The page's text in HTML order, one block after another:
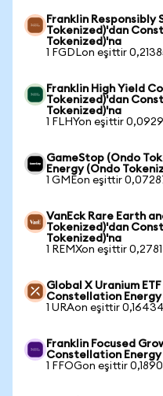
Franklin Responsibly
Tokenized)'dan
Tokenized)'na
1 FGDLon eşittir
Franklin High Yield
Tokenized)'dan
Tokenized)'na
1 FLHYon eşittir
GameStop (Ondo
Energy (Ondo
1 GMEon eşittir
VanEck Rare Earth
Tokenized)'dan
Tokenized)'na
1 REMXon eşittir
Global X Uranium
Constellation
1 URAon eşittir
Franklin Focused
Constellation
1 FFOGon eşittir